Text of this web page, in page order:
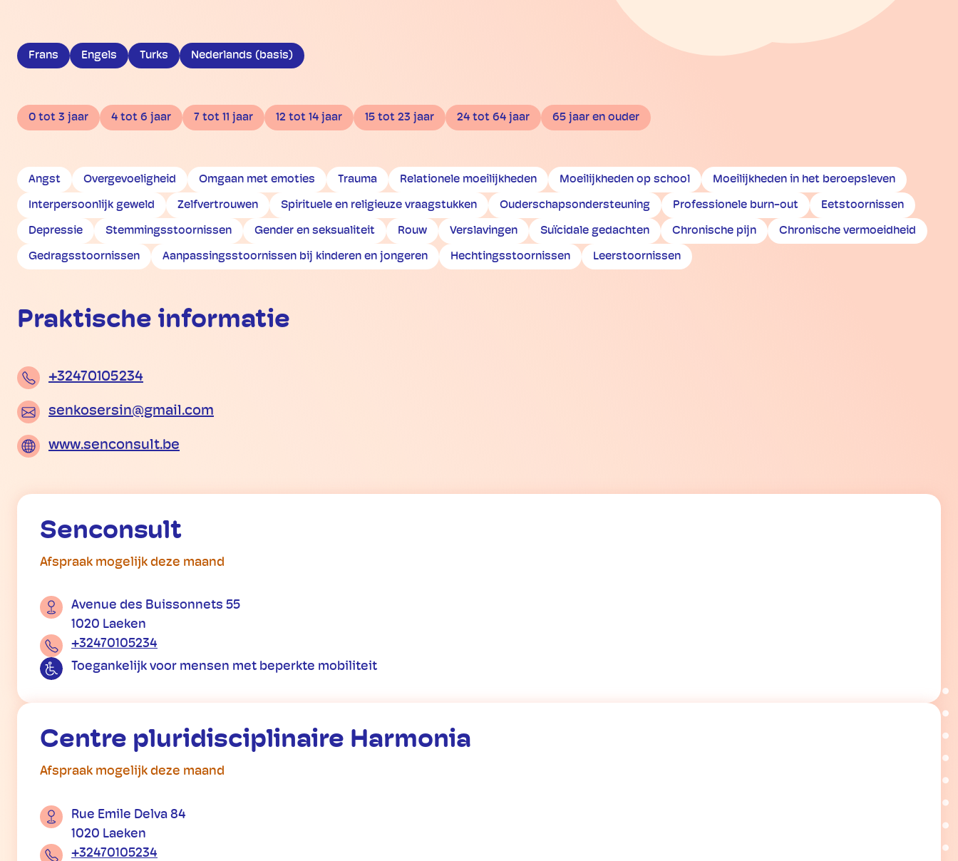
Frans Engels Turks Nederlands (basis)
0 tot 3 jaar 4 tot 6 jaar 7 tot 11 jaar 12 tot 14 jaar 15 tot 23 jaar 24 tot 64 jaar 65 jaar en ouder
Angst Overgevoeligheid Omgaan met emoties Trauma Relationele moeilijkheden Moeilijkheden op school Moeilijkheden in het beroepsleven
Interpersoonlijk geweld Zelfvertrouwen Spirituele en religieuze vraagstukken Ouderschapsondersteuning Professionele burn-out Eetstoornissen
Depressie Stemmingsstoornissen Gender en seksualiteit Rouw Verslavingen Suïcidale gedachten Chronische pijn Chronische vermoeidheid
Gedragsstoornissen Aanpassingsstoornissen bij kinderen en jongeren Hechtingsstoornissen Leerstoornissen
Praktische informatie
+32470105234
senkosersin@gmail.com
www.senconsult.be
Senconsult
Afspraak mogelijk deze maand
Avenue des Buissonnets 55
1020 Laeken
+32470105234
Toegankelijk voor mensen met beperkte mobiliteit
Centre pluridisciplinaire Harmonia
Afspraak mogelijk deze maand
Rue Emile Delva 84
1020 Laeken
+32470105234